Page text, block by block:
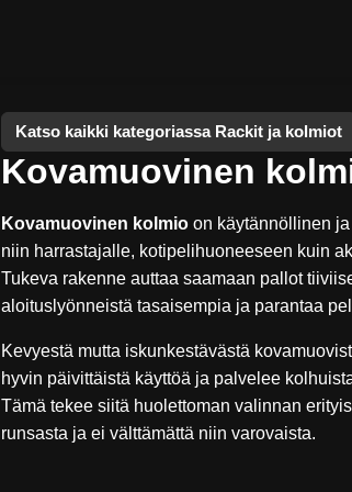
Katso kaikki kategoriassa Rackit ja kolmiot
Kovamuovinen
Kovamuovinen kolmio on käytännöllinen
niin harrastajalle, kotipelihuoneeseen kuin
Tukeva rakenne auttaa saamaan pallot
aloituslyönneistä tasaisempia ja parantaa
Kevyestä mutta iskunkestävästä
hyvin päivittäistä käyttöä ja palvelee
Tämä tekee siitä huolettoman valinnan
runsasta ja ei välttämättä niin varovaista.